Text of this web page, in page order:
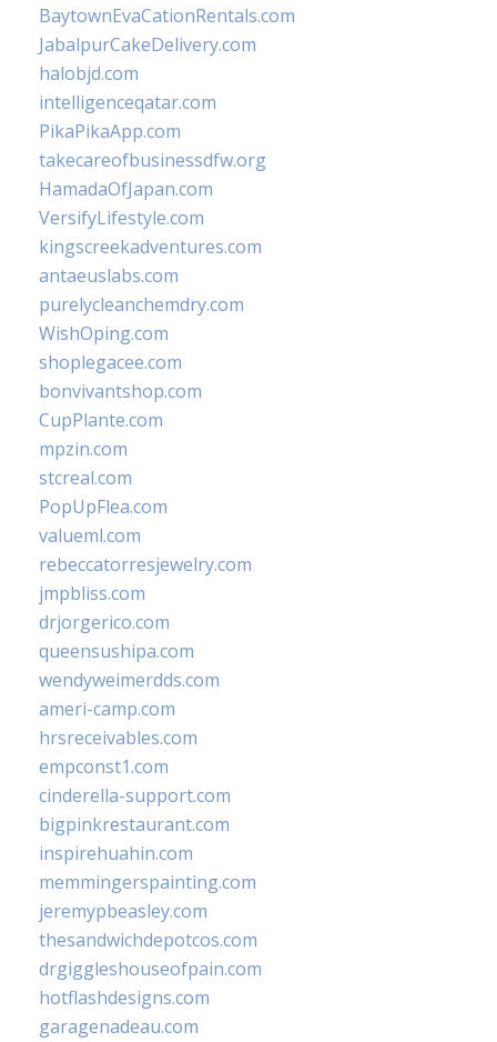
BaytownEvaCationRentals.com
JabalpurCakeDelivery.com
halobjd.com
intelligenceqatar.com
PikaPikaApp.com
takecareofbusinessdfw.org
HamadaOfJapan.com
VersifyLifestyle.com
kingscreekadventures.com
antaeuslabs.com
purelycleanchemdry.com
WishOping.com
shoplegacee.com
bonvivantshop.com
CupPlante.com
mpzin.com
stcreal.com
PopUpFlea.com
valueml.com
rebeccatorresjewelry.com
jmpbliss.com
drjorgerico.com
queensushipa.com
wendyweimerdds.com
ameri-camp.com
hrsreceivables.com
empconst1.com
cinderella-support.com
bigpinkrestaurant.com
inspirehuahin.com
memmingerspainting.com
jeremypbeasley.com
thesandwichdepotcos.com
drgiggleshouseofpain.com
hotflashdesigns.com
garagenadeau.com